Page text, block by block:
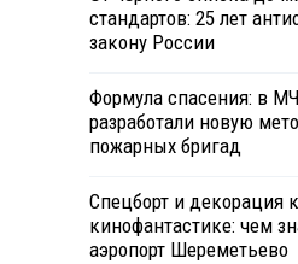
стандартов: 25 лет
закону России
Формула спасения: в
разработали новую
пожарных бригад
Спецборт и декорация к
кинофантастике: чем
аэропорт Шереметьево